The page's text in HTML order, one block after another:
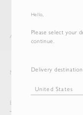
Hello,
Please select your
continue.
Delivery destination
AURALEE ITEM
Newsletter